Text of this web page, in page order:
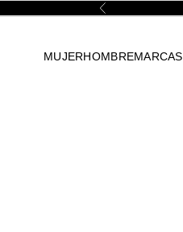
Anterior
MUJERHOMBREMARCAS